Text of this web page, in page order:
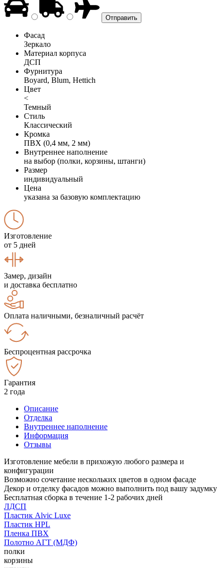
Фасад
Зеркало
Материал корпуса
ДСП
Фурнитура
Boyard, Blum, Hettich
Цвет
<
Темный
Стиль
Классический
Кромка
ПВХ (0,4 мм, 2 мм)
Внутреннее наполнение
на выбор (полки, корзины, штанги)
Размер
индивидуальный
Цена
указана за базовую комплектацию
Изготовление
от 5 дней
Замер, дизайн
и доставка бесплатно
Оплата наличными, безналичный расчёт
Беспроцентная рассрочка
Гарантия
2 года
Описание
Отделка
Внутреннее наполнение
Информация
Отзывы
Изготовление мебели в прихожую любого размера и
конфигурации
Возможно сочетание нескольких цветов в одном фасаде
Декор и отделку фасадов можно выполнить под вашу задумку
Бесплатная сборка в течение 1-2 рабочих дней
ЛДСП
Пластик Alvic Luxe
Пластик HPL
Пленка ПВХ
Полотно АГТ (МДФ)
полки
корзины